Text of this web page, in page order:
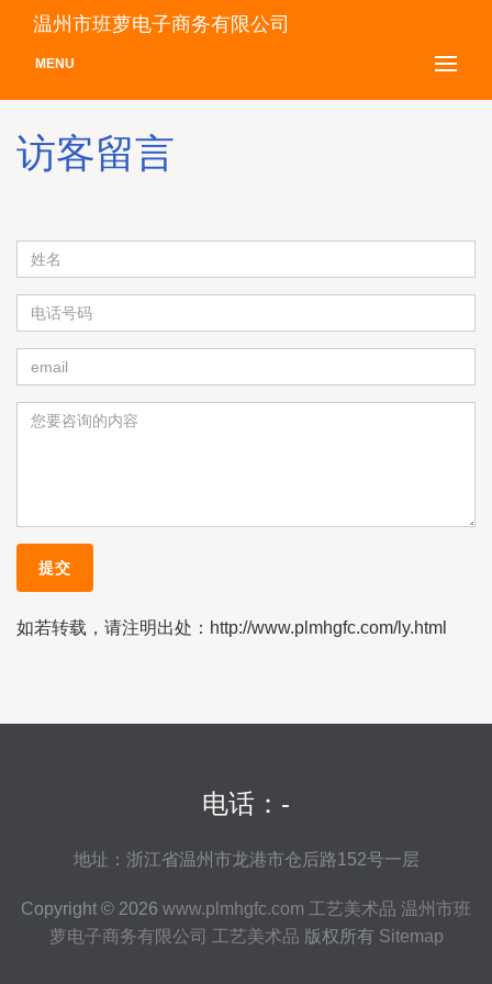
温州市班萝电子商务有限公司
MENU
访客留言
如若转载，请注明出处：http://www.plmhgfc.com/ly.html
电话：-
地址：浙江省温州市龙港市仓后路152号一层
Copyright © 2026 www.plmhgfc.com 工艺美术品 温州市班
萝电子商务有限公司 工艺美术品 版权所有 Sitemap